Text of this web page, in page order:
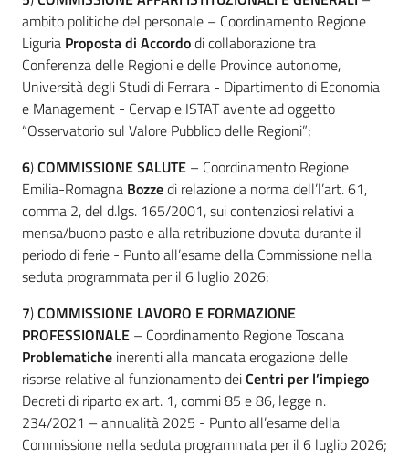
Regione
Emilia-
Romagna
Novità
Servizi
Leggi Atti Bandi
Argomenti
ambito politiche del personale – Coordinamento Regione
Liguria Proposta di Accordodi collaborazione tra
Conferenza delle Regioni e delle Province autonome,
Università degli Studi di Ferrara - Dipartimento di Economia
e Management - Cervap e ISTAT avente ad oggetto
“Osservatorio sul Valore Pubblico delle Regioni”;
6)COMMISSIONE SALUTE – Coordinamento Regione
Emilia-Romagna Bozzedi relazione a norma dell’l’art. 61,
comma 2, del d.lgs. 165/2001, sui contenziosi relativi a
mensa/buono pasto e alla retribuzione dovuta durante il
periodo di ferie - Punto all’esame della Commissione nella
seduta programmata per il 6 luglio 2026;
7)COMMISSIONE LAVORO E FORMAZIONE
PROFESSIONALE – Coordinamento Regione Toscana
Problematiche inerenti alla mancata erogazione delle
risorse relative al funzionamento deiCentri per l’impiego -
Decreti di riparto ex art. 1, commi 85 e 86, legge n.
234/2021 – annualità 2025 - Punto all’esame della
Commissione nella seduta programmata per il 6 luglio 2026;